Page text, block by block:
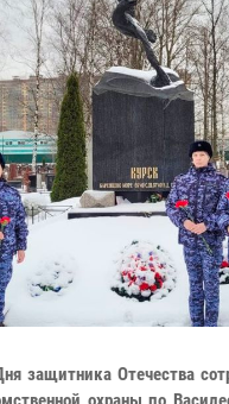
защитника Отечества